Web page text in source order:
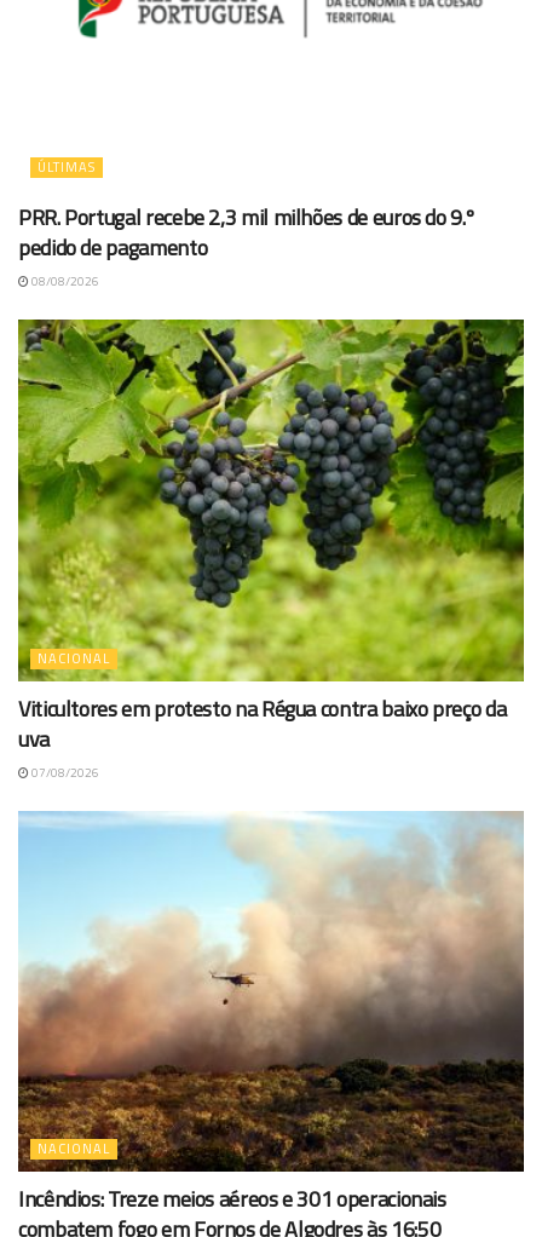
ÚLTIMAS
PRR. Portugal recebe 2,3 mil milhões de euros do 9.º
pedido de pagamento
08/08/2026
NACIONAL
Viticultores em protesto na Régua contra baixo preço da
uva
07/08/2026
NACIONAL
Incêndios: Treze meios aéreos e 301 operacionais
combatem fogo em Fornos de Algodres às 16:50